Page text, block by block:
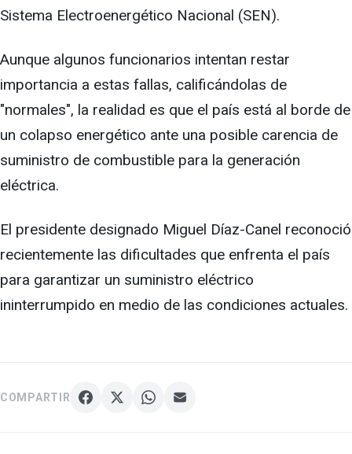
Sistema Electroenergético Nacional (SEN).
Aunque algunos funcionarios intentan restar
importancia a estas fallas, calificándolas de
"normales", la realidad es que el país está al borde de
un colapso energético ante una posible carencia de
suministro de combustible para la generación
eléctrica.
El presidente designado Miguel Díaz-Canel reconoció
recientemente las dificultades que enfrenta el país
para garantizar un suministro eléctrico
ininterrumpido en medio de las condiciones actuales.
COMPARTIR